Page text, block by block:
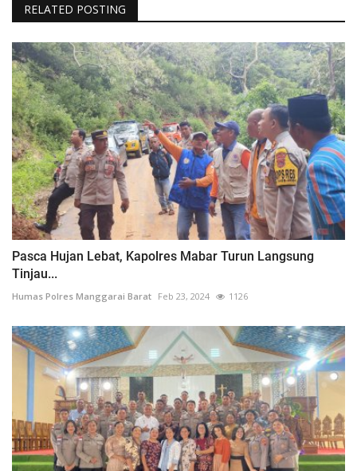
RELATED POSTING
Pasca Hujan Lebat, Kapolres Mabar Turun Langsung
Tinjau...
Humas Polres Manggarai Barat Feb 23, 2024 1126